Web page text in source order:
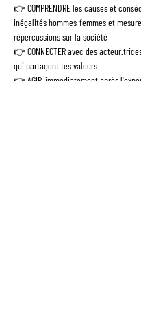
👉 COMPRENDRE les causes et
inégalités hommes-femmes et
répercussions sur la société
👉 CONNECTER avec des
qui partagent tes valeurs
👉 AGIR, immédiatement après